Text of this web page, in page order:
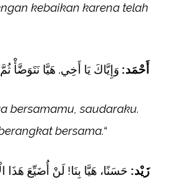
kebaikan karena telah
أَحْمَد: وَإِيَّاكَ يَا أَخِي. هَيَّا نَتَوَضَّأْ
bersamamu, saudaraku.
bersama.“
زَيْد: حَسَنًا، هَيَّا بِنَا! لَنْ أُضَيِّعَ هَذَا